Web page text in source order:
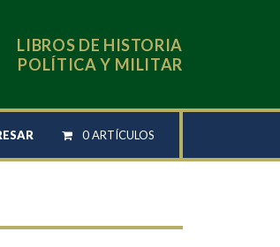
LIBROS DE HISTORIA
POLÍTICA Y MILITAR
0 ARTÍCULOS